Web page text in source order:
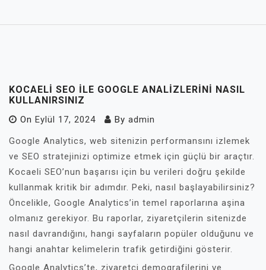
KOCAELI SEO ILE GOOGLE ANALIZLERINI NASIL
KULLANIRSINIZ
On Eylül 17, 2024 By admin
Google Analytics, web sitenizin performansını izlemek
ve SEO stratejinizi optimize etmek için güçlü bir araçtır.
Kocaeli SEO’nun başarısı için bu verileri doğru şekilde
kullanmak kritik bir adımdır. Peki, nasıl başlayabilirsiniz?
Öncelikle, Google Analytics’in temel raporlarına aşina
olmanız gerekiyor. Bu raporlar, ziyaretçilerin sitenizde
nasıl davrandığını, hangi sayfaların popüler olduğunu ve
hangi anahtar kelimelerin trafik getirdiğini gösterir.
Google Analytics’te, ziyaretçi demografilerini ve